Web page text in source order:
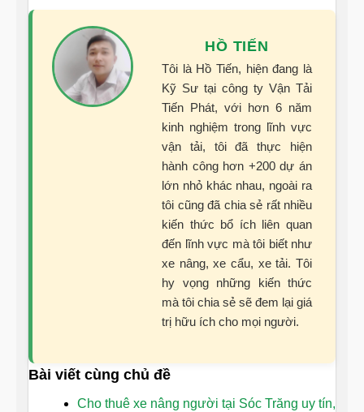
HỒ TIẾN
Tôi là Hồ Tiến, hiện đang là
Kỹ Sư tại công ty Vận Tải
Tiến Phát, với hơn 6 năm
kinh nghiệm trong lĩnh vực
vận tải, tôi đã thực hiện
hành công hơn +200 dự án
lớn nhỏ khác nhau, ngoài ra
tôi cũng đã chia sẻ rất nhiều
kiến thức bổ ích liên quan
đến lĩnh vực mà tôi biết như
xe nâng, xe cẩu, xe tải. Tôi
hy vọng những kiến thức
mà tôi chia sẻ sẽ đem lại giá
trị hữu ích cho mọi người.
Bài viết cùng chủ đề
Cho thuê xe nâng người tại Sóc Trăng uy tín,